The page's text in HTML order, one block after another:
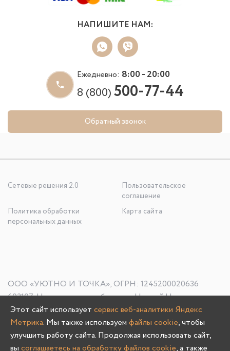
НАПИШИТЕ НАМ:
Ежедневно: 8:00 - 20:00
8 (800)500-77-44
Обратный звонок
Сетевые решения 2.0
Пользовательское
соглашение
Политика обработки
персональных данных
Карта сайта
ООО «УЮТНО И ТОЧКА», ОГРН: 1245200020636
603107, Нижегородская область, г. Нижний Новгород, пр-
кт Гагарина, д. 178/1
Этот сайт использует сервис веб-аналитики Яндекс
Метрика. Мы также используем файлы cookie, чтобы
улучшить работу сайта. Продолжая использовать сайт,
вы соглашаетесь на обработку файлов cookie, а также